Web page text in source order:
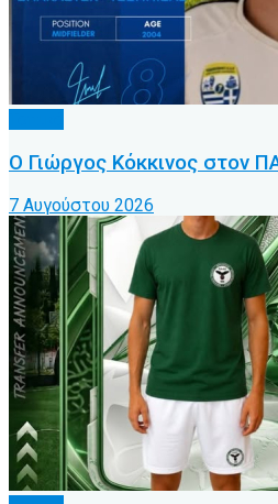
Ο Γιώργος Κόκκινος στον
7 Αυγούστου 2026